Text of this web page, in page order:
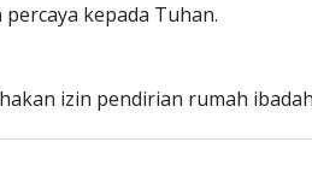
kepada Tuhan.
izin pendirian rumah ibadah